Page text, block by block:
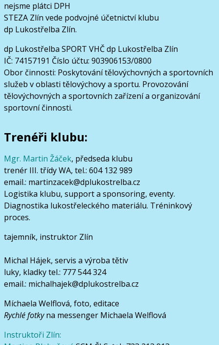
nejsme plátci DPH
STEZA Zlín vede podvojné účetnictví klubu
dp Lukostřelba Zlín.
dp Lukostřelba SPORT VHČ dp Lukostřelba Zlín
IČ: 74157191 Číslo účtu: 903906153/0800
Obor činnosti: Poskytování tělovýchovných a sportovních
služeb v oblasti tělovýchovy a sportu. Provozování
tělovýchovných a sportovních zařízení a organizování
sportovní činnosti.
Trenéři klubu:
Mgr. Martin Žáček, předseda klubu
trenér III. třídy WA, tel.: 604 132 989
email.: martinzacek@dplukostrelba.cz
Logistika klubu, support a sponsoring, eventy.
Diagnostika lukostřeleckého materiálu. Tréninkový
proces.
tajemník, instruktor Zlín
Michal Hájek, servis a výroba tětiv
luky, kladky tel.: 777 544 324
email.: michalhajek@dplukostrelba.cz
Míchaela Welflová, foto, editace
Rychlé fotkyna messenger Michaela Welflová
Instruktoři Zlín: